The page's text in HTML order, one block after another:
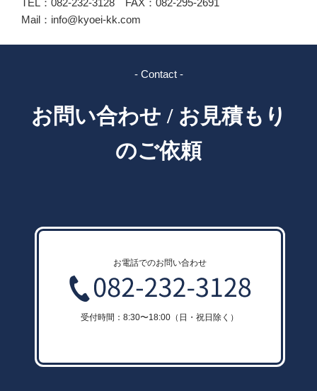
TEL：082-232-3128 FAX：082-295-2691
Mail：info@kyoei-kk.com
- Contact -
お問い合わせ / お見積もり
のご依頼
お電話でのお問い合わせ
受付時間：8:30〜18:00（日・祝日除く）